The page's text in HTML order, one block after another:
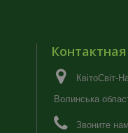
КвітоСвіт-
Волинська
Звоните